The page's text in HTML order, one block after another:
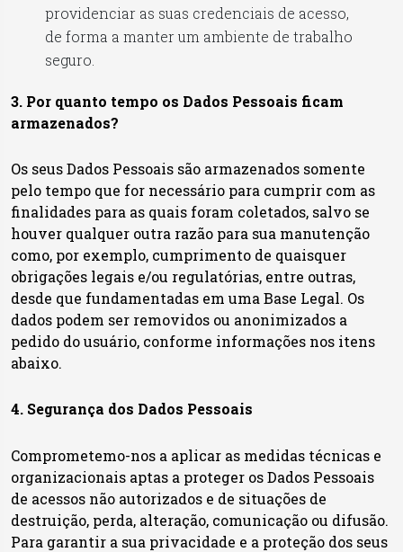
providenciar as suas credenciais de acesso,
de forma a manter um ambiente de trabalho
seguro.
3. Por quanto tempo os Dados Pessoais ficam
armazenados?
Os seus Dados Pessoais são armazenados somente
pelo tempo que for necessário para cumprir com as
finalidades para as quais foram coletados, salvo se
houver qualquer outra razão para sua manutenção
como, por exemplo, cumprimento de quaisquer
obrigações legais e/ou regulatórias, entre outras,
desde que fundamentadas em uma Base Legal. Os
dados podem ser removidos ou anonimizados a
pedido do usuário, conforme informações nos itens
abaixo.
4. Segurança dos Dados Pessoais
Comprometemo-nos a aplicar as medidas técnicas e
organizacionais aptas a proteger os Dados Pessoais
de acessos não autorizados e de situações de
destruição, perda, alteração, comunicação ou difusão.
Para garantir a sua privacidade e a proteção dos seus